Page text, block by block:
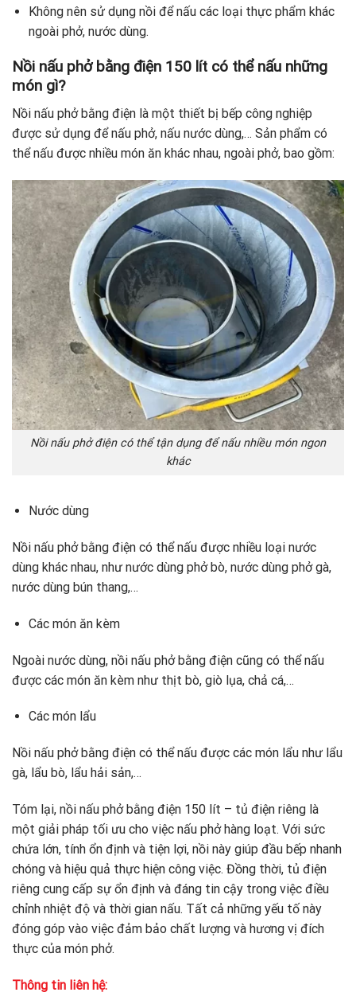
Không nên sử dụng nồi để nấu các loại thực phẩm khác
ngoài phở, nước dùng.
Nồi nấu phở bằng điện 150 lít có thể nấu những
món gì?
Nồi nấu phở bằng điện là một thiết bị bếp công nghiệp
được sử dụng để nấu phở, nấu nước dùng,… Sản phẩm có
thể nấu được nhiều món ăn khác nhau, ngoài phở, bao gồm:
Nồi nấu phở điện có thể tận dụng để nấu nhiều món ngon
khác
Nước dùng
Nồi nấu phở bằng điện có thể nấu được nhiều loại nước
dùng khác nhau, như nước dùng phở bò, nước dùng phở gà,
nước dùng bún thang,…
Các món ăn kèm
Ngoài nước dùng, nồi nấu phở bằng điện cũng có thể nấu
được các món ăn kèm như thịt bò, giò lụa, chả cá,…
Các món lẩu
Nồi nấu phở bằng điện có thể nấu được các món lẩu như lẩu
gà, lẩu bò, lẩu hải sản,…
Tóm lại, nồi nấu phở bằng điện 150 lít – tủ điện riêng là
một giải pháp tối ưu cho việc nấu phở hàng loạt. Với sức
chứa lớn, tính ổn định và tiện lợi, nồi này giúp đầu bếp nhanh
chóng và hiệu quả thực hiện công việc. Đồng thời, tủ điện
riêng cung cấp sự ổn định và đáng tin cậy trong việc điều
chỉnh nhiệt độ và thời gian nấu. Tất cả những yếu tố này
đóng góp vào việc đảm bảo chất lượng và hương vị đích
thực của món phở.
Thông tin liên hệ: